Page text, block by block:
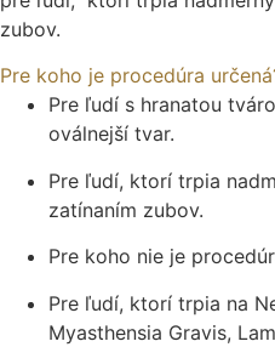
zubov.
Pre koho je procedúra
Pre ľudí s hranatou
oválnejší tvar.
Pre ľudí, ktorí trpia
zatínaním zubov.
Pre koho nie je
Pre ľudí, ktorí trpia na
Myasthensia Gravis,